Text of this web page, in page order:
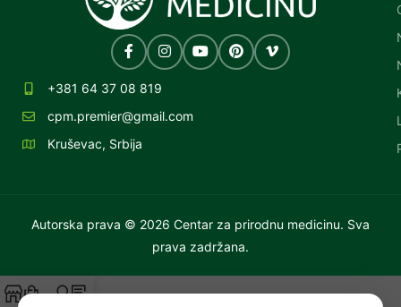
+381 64 37 08 819
cpm.premier@gmail.com
Kruševac, Srbija
Autorska prava © 2026 Centar za prirodnu medicinu. Sva
prava zadržana.